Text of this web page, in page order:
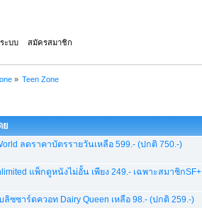
ะบบ สมัครสมาชิก
» Teen Zone
ย
ลดราคาบัตรรายวันเหลือ 599.- (ปกติ 750.-)
แพ็กดูหนังไม่อั้น เพียง 249.- เฉพาะสมาชิกSF+
ซซาร์ดควอท Dairy Queen เหลือ 98.- (ปกติ 259.-)